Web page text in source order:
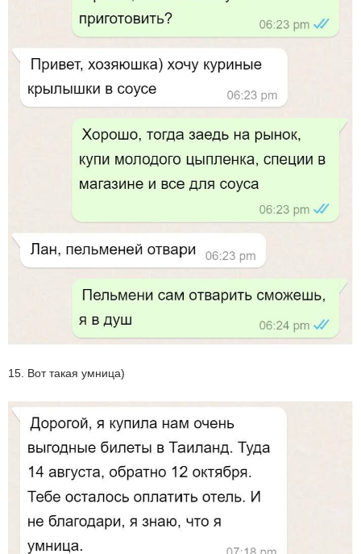
15. Вот такая умница)